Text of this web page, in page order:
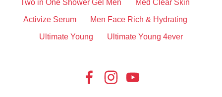
Two in One Shower Gel Men Med Clear Skin
Activize Serum Men Face Rich & Hydrating
Ultimate Young Ultimate Young 4ever